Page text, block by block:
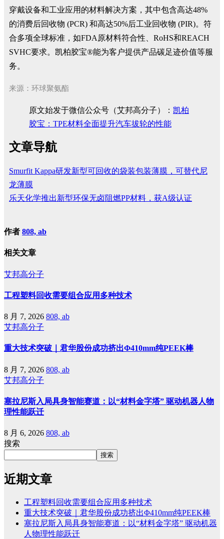
穿戴设备和工业应用的材料解决方案，其中包含高达48%
的消费后回收物 (PCR) 和高达50%后工业回收物 (PIR)。符
合多项全球标准，如FDA原材料符合性、RoHS和REACH
SVHC要求。凯柏胶宝®能为客户提供产品碳足迹价值等服
务。
来源：环球聚氨酯
原文始发于微信公众号（艾邦高分子）： 凯柏
胶宝：TPE材料全面提升汽车拔轮的性能
文章导航
Smurfit Kappa研发新型可回收的袋装包装薄膜，可替代尼
龙薄膜
乐天化学推出新型环保无卤阻燃PP材料，获A级认证
作者 808, ab
相关文章
艾邦高分子
工程塑料回收需要组合应用多种技术
8 月 7, 2026 808, ab
艾邦高分子
重大技术突破｜君华股份成功挤出Φ410mm纯PEEK棒
8 月 7, 2026 808, ab
艾邦高分子
塞拉尼斯入局具身智能赛道：以“材料金字塔” 驱动机器人物
理性能跃迁
8 月 6, 2026 808, ab
搜索
搜索
近期文章
工程塑料回收需要组合应用多种技术
重大技术突破｜君华股份成功挤出Φ410mm纯PEEK棒
塞拉尼斯入局具身智能赛道：以“材料金字塔” 驱动机器
人物理性能跃迁